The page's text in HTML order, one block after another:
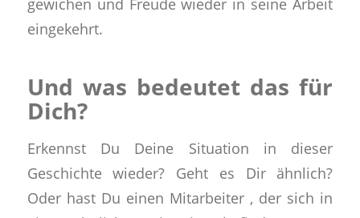
eingekehrt.
Und was bedeutet das für
Dich?
Erkennst Du Deine Situation in dieser
Geschichte wieder? Geht es Dir ähnlich?
Oder hast Du einen Mitarbeiter , der sich in